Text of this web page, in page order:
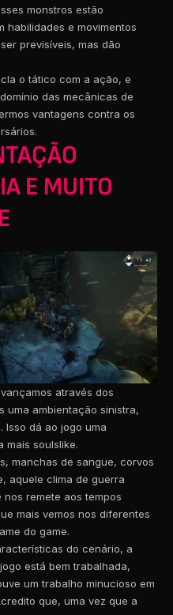
monstros estão
habilidades e movimentos
previsíveis, mas dão
o tático com a ação, e
das mecânicas de
vantagens contra os
E MUITO
através dos
uma ambientação sinistra,
Isso dá ao jogo uma
mais soulslike.
manchas de sangue, corvos
aquele clima de guerra
remete aos tempos
mais vemos nos diferentes
do game.
do cenário, a
está bem trabalhada,
um trabalho minucioso em
que, uma vez que a